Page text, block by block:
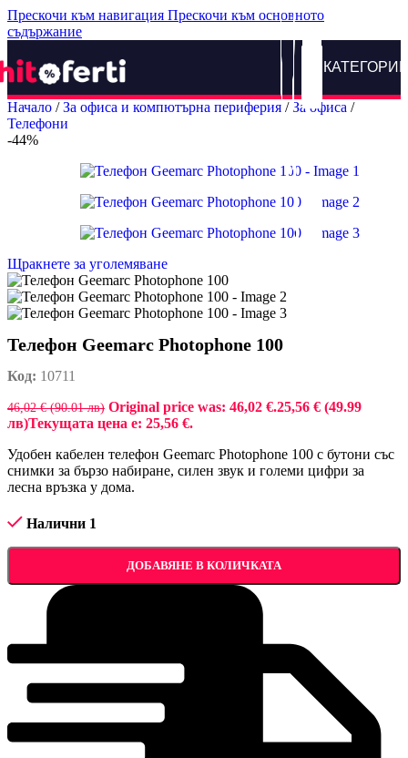
Прескочи към навигация Прескочи към основното
съдържание
Начало / За офиса и компютърна периферия / За офиса /
Телефони
-44%
Щракнете за уголемяване
Телефон Geemarc Photophone 100
Код: 10711
46,02 € (90.01 лв) Original price was: 46,02 €.25,56 € (49.99
лв)Текущата цена е: 25,56 €.
Удобен кабелен телефон Geemarc Photophone 100 с бутони със
снимки за бързо набиране, силен звук и големи цифри за
лесна връзка у дома.
Налични 1
ДОБАВЯНЕ В КОЛИЧКАТА